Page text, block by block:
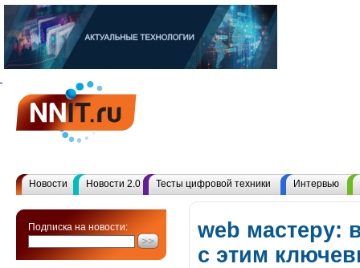
Новости Новости 2.0 Тесты цифровой техники Интервью
Подписка на новости:
web мастеру:
с этим